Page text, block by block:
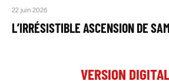
22 juin 2026
L’IRRÉSISTIBLE ASCENSION DE
VERSION